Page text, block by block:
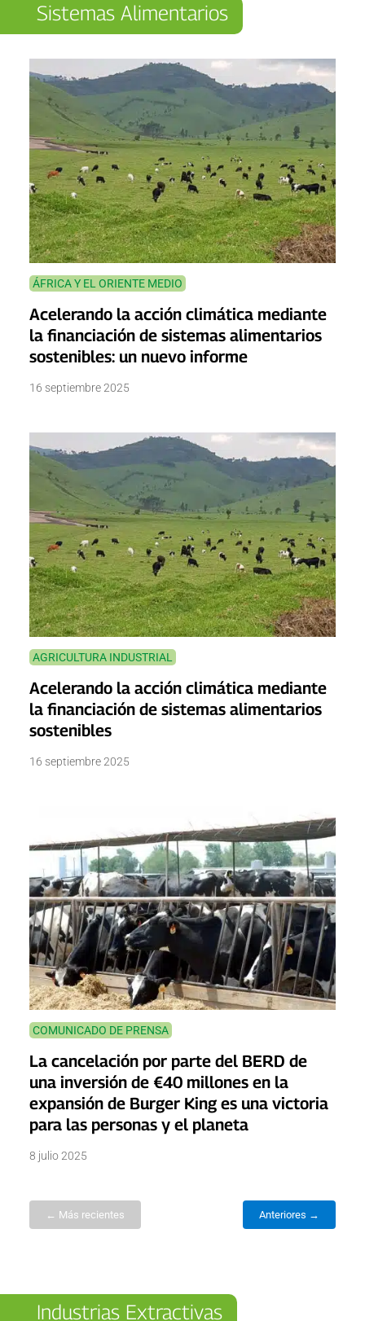
Sistemas Alimentarios
ÁFRICA Y EL ORIENTE MEDIO
Acelerando la acción climática mediante
la financiación de sistemas alimentarios
sostenibles: un nuevo informe
16 septiembre 2025
AGRICULTURA INDUSTRIAL
Acelerando la acción climática mediante
la financiación de sistemas alimentarios
sostenibles
16 septiembre 2025
COMUNICADO DE PRENSA
La cancelación por parte del BERD de
una inversión de €40 millones en la
expansión de Burger King es una victoria
para las personas y el planeta
8 julio 2025
← Más recientes Anteriores →
Industrias Extractivas